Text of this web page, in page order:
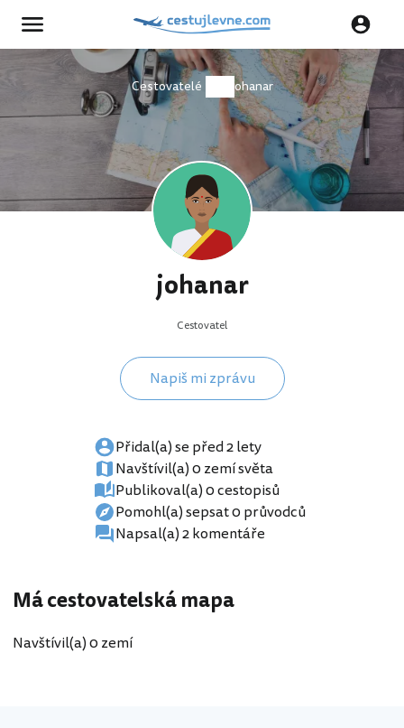
Cestovatelé johanar
johanar
Cestovatel
Napiš mi zprávu
Přidal(a) se před 2 lety
Navštívil(a) 0 zemí světa
Publikoval(a) 0 cestopisů
Pomohl(a) sepsat 0 průvodců
Napsal(a) 2 komentáře
Má cestovatelská mapa
Navštívil(a) 0 zemí